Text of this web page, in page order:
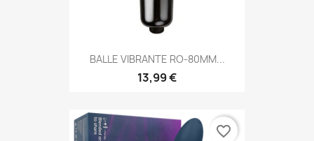
BALLE VIBRANTE RO-80MM...
13,99 €
favorite_border